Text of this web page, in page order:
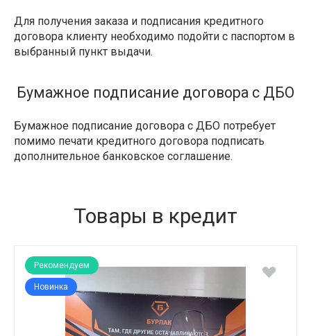
Для получения заказа и подписания кредитного
договора клиенту необходимо подойти с паспортом в
выбранный пункт выдачи.
Бумажное подписание договора с ДБО
Бумажное подписание договора с ДБО потребует
помимо печати кредитного договора подписать
дополнительное банковское соглашение.
Товары в кредит
Рекомендуем
Новинка